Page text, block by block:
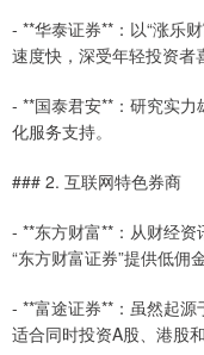
- **华泰证券**：以“涨乐
速度快，深受年轻投资者
- **国泰君安**：研究实
化服务支持。
### 2. 互联网特色券商
- **东方财富**：从财经
“东方财富证券”提供低佣
- **富途证券**：虽然起
适合同时投资A股、港股